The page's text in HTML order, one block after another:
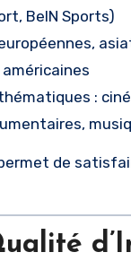
BeIN Sports)
:
de